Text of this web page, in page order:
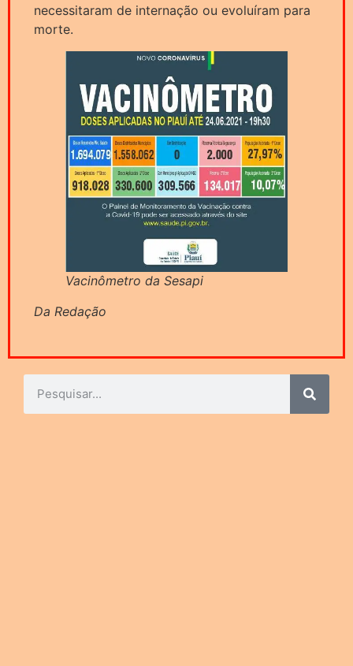
necessitaram de internação ou evoluíram para
morte.
Vacinômetro da Sesapi
Da Redação